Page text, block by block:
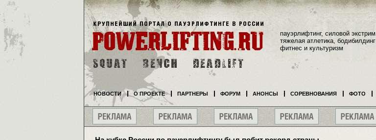
пауэрлифтинг, силовой экстрим
тяжелая атлетика, бодибилдинг
фитнес и культуризм
НОВОСТИ О ПРОЕКТЕ ПАРТНЕРЫ ФОРУМ АНОНСЫ СОРЕВНОВАНИЯ ФОТО